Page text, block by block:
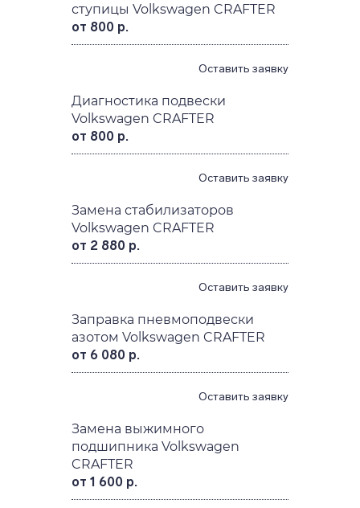
ступицы Volkswagen CRAFTER
от 800 р.
Оставить заявку
Диагностика подвески
Volkswagen CRAFTER
от 800 р.
Оставить заявку
Замена стабилизаторов
Volkswagen CRAFTER
от 2 880 р.
Оставить заявку
Заправка пневмоподвески
азотом Volkswagen CRAFTER
от 6 080 р.
Оставить заявку
Замена выжимного
подшипника Volkswagen
CRAFTER
от 1 600 р.